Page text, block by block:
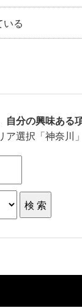
いる
分の興味ある
ア選択「神奈川